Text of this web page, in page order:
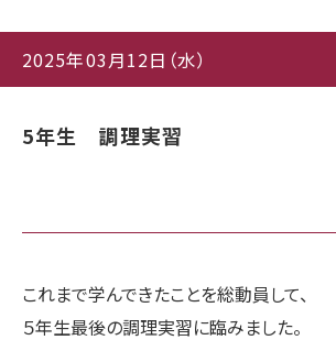
2025年03月12日（水）
5年生 調理実習
これまで学んできたことを総動員して、
５年生最後の調理実習に臨みました。